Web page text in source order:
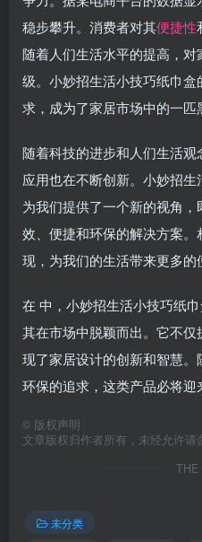
稳步攀升。消费者对其便捷性
随着人们生活水平的提高，
级。小妙招生活小技巧纸巾
求，成为了家居市场中的一匹
随着科技的进步和人们生活
应用也在不断创新。小妙招生
为我们提供了一个新的视角
效、便捷和环保的解决方案
现，为我们的生活带来更多的
在 中，小妙招生活小技巧纸
其在市场中脱颖而出。它不
现了家居设计的创新和智慧
环保的追求，这类产品必将迎
© 版权声明
文章版权归作者所有，未经允许请
THE
未分类